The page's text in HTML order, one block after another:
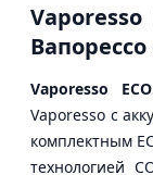
Vaporesso
Vaporesso с
комплектным
технологией